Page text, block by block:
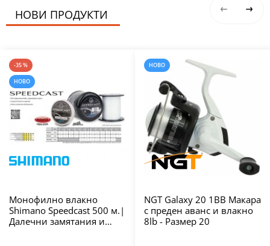
НОВИ ПРОДУКТИ
-35 %
НОВО
Монофилно влакно
Shimano Speedcast 500 м.|
Далечни замятания и
НОВО
NGT Galaxy 20 1BB Макара
с преден аванс и влакно
8lb - Размер 20